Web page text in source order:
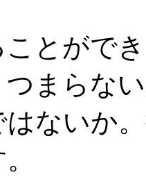
とがで
まらな
はないか